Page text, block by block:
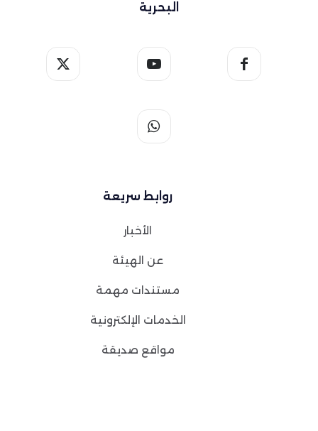
البحرية
روابط سريعة
الأخبار
عن الهيئة
مستندات مهمة
الخدمات الإلكترونية
مواقع صديقة